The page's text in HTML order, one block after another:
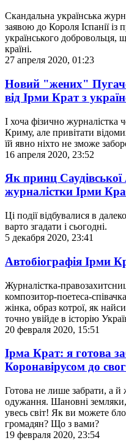
Скандальна українська
заявою до Короля Іспанії із
українського добровольця,
країні.
27 апреля 2020, 01:23
Новий "жених"
від Ірми Крат з
І хоча фізично журналістка
Криму, але привітати
їй явно ніхто не зможе
16 апреля 2020, 23:52
Як принц Саудівської
журналістки Ірми
Ці події відбувалися в
варто згадати і сьогодні.
5 декабря 2020, 23:41
Автобіографія Ірми
Журналістка-
композитор-поетеса-
жінка, образ котрої, як
точно увійде в історію
20 февраля 2020, 15:51
Ірма Крат: я готова
Коронавірусом до
Готова не лише забрати, а
одужання. Шановні земляки,
увесь світ! Як ви можете
громадян? Що з вами?
19 февраля 2020, 23:54